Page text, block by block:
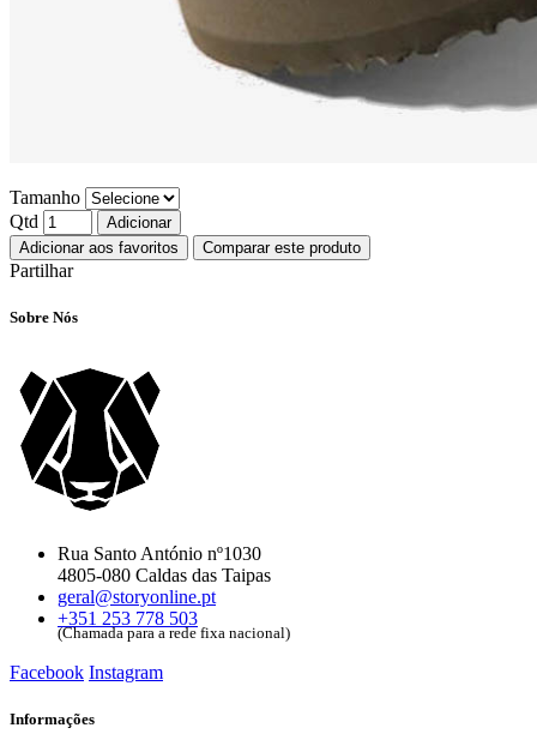
Tamanho
Qtd
Adicionar
Adicionar aos favoritos
Comparar este produto
Partilhar
Sobre Nós
Rua Santo António nº1030
4805-080 Caldas das Taipas
geral@storyonline.pt
+351 253 778 503
(Chamada para a rede fixa nacional)
Facebook Instagram
Informações